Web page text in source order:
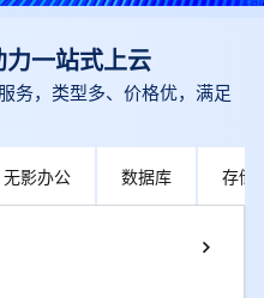
一站式上云
务，类型多、价格优，满足
无影办公 数据库 存储